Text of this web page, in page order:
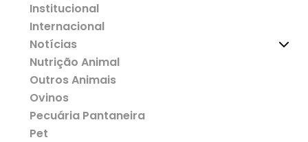
Institucional
Internacional
Notícias
Nutrição Animal
Outros Animais
Ovinos
Pecuária Pantaneira
Pet